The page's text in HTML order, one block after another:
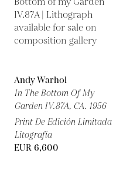
Andy Warhol
In The Bottom Of My
Garden IV.87A, CA. 1956
Print De Edición Limitada
Litografía
EUR 6,600